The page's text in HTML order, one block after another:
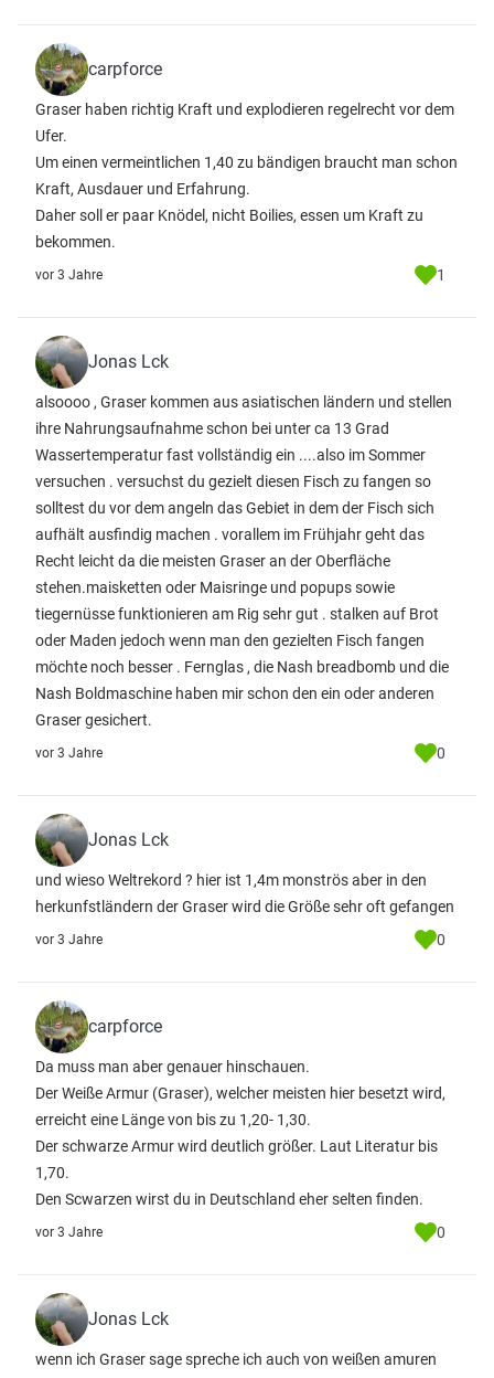
carpforce
Graser haben richtig Kraft und explodieren regelrecht vor dem
Ufer.
Um einen vermeintlichen 1,40 zu bändigen braucht man schon
Kraft, Ausdauer und Erfahrung.
Daher soll er paar Knödel, nicht Boilies, essen um Kraft zu
bekommen.
vor 3 Jahre 1
Jonas Lck
alsoooo , Graser kommen aus asiatischen ländern und stellen
ihre Nahrungsaufnahme schon bei unter ca 13 Grad
Wassertemperatur fast vollständig ein ....also im Sommer
versuchen . versuchst du gezielt diesen Fisch zu fangen so
solltest du vor dem angeln das Gebiet in dem der Fisch sich
aufhält ausfindig machen . vorallem im Frühjahr geht das
Recht leicht da die meisten Graser an der Oberfläche
stehen.maisketten oder Maisringe und popups sowie
tiegernüsse funktionieren am Rig sehr gut . stalken auf Brot
oder Maden jedoch wenn man den gezielten Fisch fangen
möchte noch besser . Fernglas , die Nash breadbomb und die
Nash Boldmaschine haben mir schon den ein oder anderen
Graser gesichert.
vor 3 Jahre 0
Jonas Lck
und wieso Weltrekord ? hier ist 1,4m monströs aber in den
herkunfstländern der Graser wird die Größe sehr oft gefangen
vor 3 Jahre 0
carpforce
Da muss man aber genauer hinschauen.
Der Weiße Armur (Graser), welcher meisten hier besetzt wird,
erreicht eine Länge von bis zu 1,20- 1,30.
Der schwarze Armur wird deutlich größer. Laut Literatur bis
1,70.
Den Scwarzen wirst du in Deutschland eher selten finden.
vor 3 Jahre 0
Jonas Lck
wenn ich Graser sage spreche ich auch von weißen amuren